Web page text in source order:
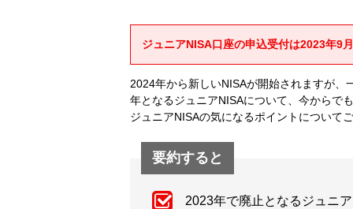
ジュニアNISA口座の申込受付は2023年9
2024年から新しいNISAが開始されますが
年となるジュニアNISAについて、今からで
ジュニアNISAの気になるポイントについて
要約すると
2023年で廃止となるジュニ